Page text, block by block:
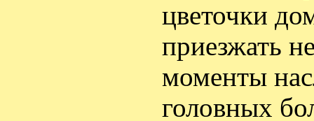
цветочки
приезжать
моменты
головных